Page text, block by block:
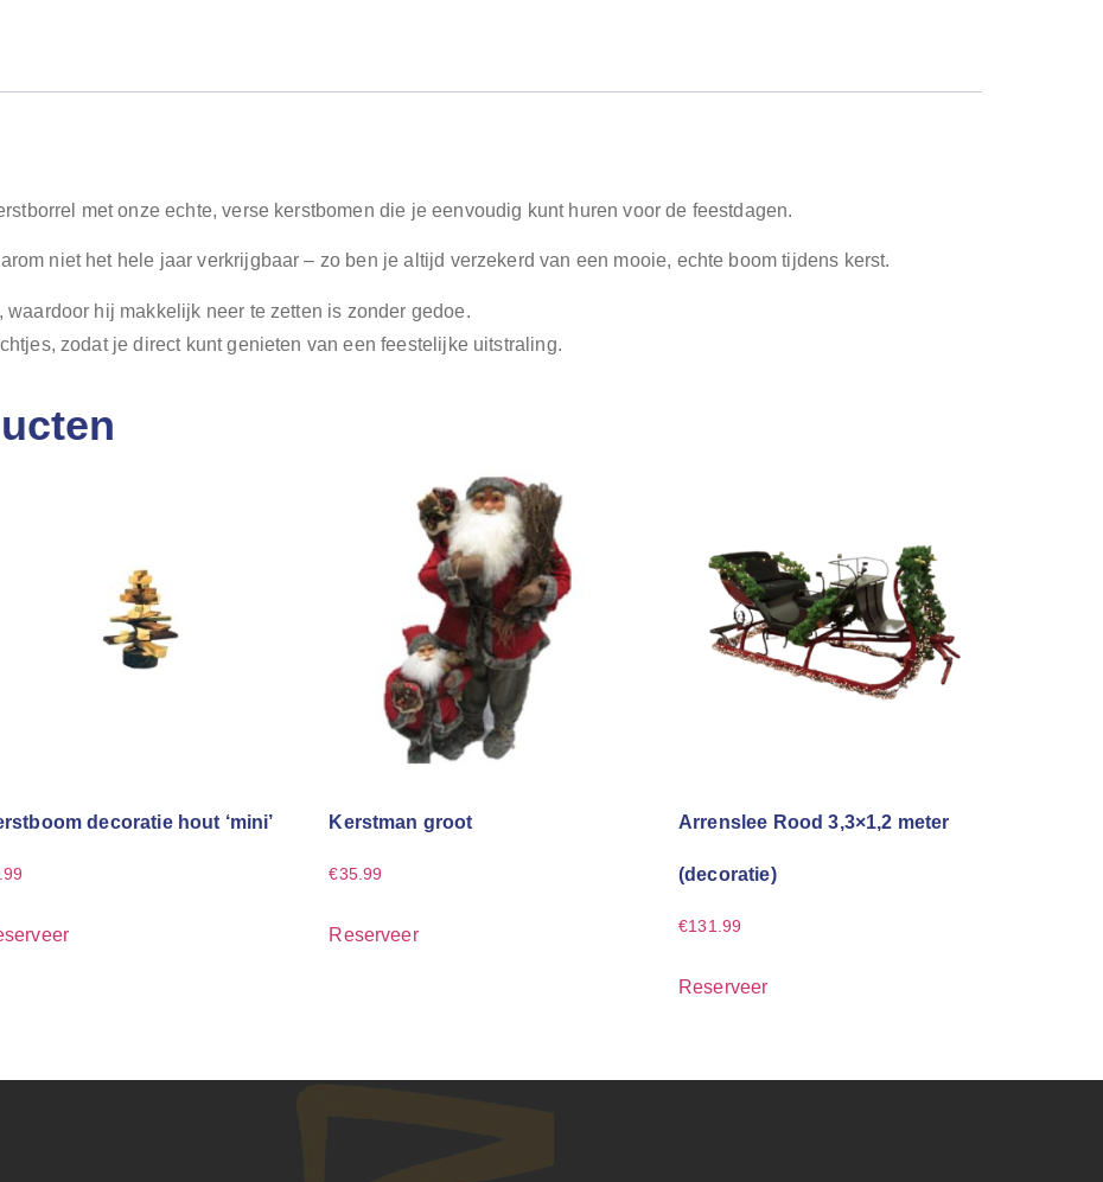
met onze echte, verse kerstbomen die je eenvoudig kunt huren voor de feestdagen.
niet het hele jaar verkrijgbaar – zo ben je altijd verzekerd van een mooie, echte boom tijdens kerst.
hij makkelijk neer te zetten is zonder gedoe.
zodat je direct kunt genieten van een feestelijke uitstraling.
decoratie hout ‘mini’ Kerstman groot
€35.99
Reserveer
Arrenslee Rood 3,3×1,2 meter
(decoratie)
€131.99
Reserveer